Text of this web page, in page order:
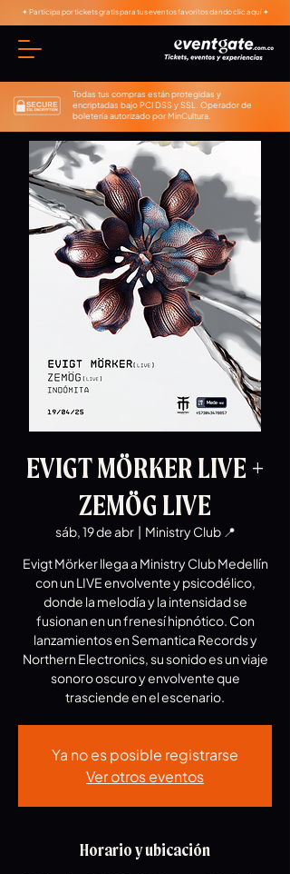
✦ Participa por tickets gratis para tus eventos favoritos dando clic aquí ✦
Todas tus compras están protegidas y
encriptadas bajo PCI DSS y SSL. Operador de
boletería autorizado por MinCultura.
EVIGT MÖRKER LIVE +
ZEMÖG LIVE
sáb, 19 de abr
  |
Ministry Club 📍
Evigt Mörker llega a Ministry Club Medellín
con un LIVE envolvente y psicodélico,
donde la melodía y la intensidad se
fusionan en un frenesí hipnótico. Con
lanzamientos en Semantica Records y
Northern Electronics, su sonido es un viaje
sonoro oscuro y envolvente que
trasciende en el escenario.
Ya no es posible registrarse
Ver otros eventos
Horario y ubicación